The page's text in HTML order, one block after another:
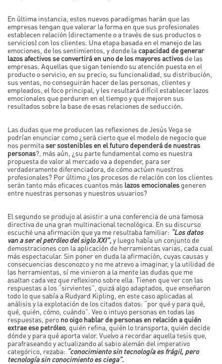
En última instancia, estos nuevos paradigmas harán que las
empresas tengan que valorar la forma en que sus profesionales
establecen relación (directamente o a través de sus productos o
servicios) con los clientes. Una etapa basada en el manejo de las
emociones, de los sentimientos, y donde la capacidad de generar
lazos afectivos se convertirá en uno de los mayores activos de las
empresas. Aquellas que sigan teniendo su atención puesta en el
producto o servicio, en su precio, su funcionalidad, su distribución,
sus ventas, no conseguirán hacer de las personas, clientes y
empleados, el foco principal, y les resultará difícil establecer lazos
emocionales que perduren en el tiempo y que mejoren sus
resultados sobre la base de esas relaciones de seducción.
Las dudas que me producen las reflexiones de Jesús Vega se
podrían enunciar como ¿será cierto que el modelo de negocio que
nos permita ser sostenibles en el futuro dependerá de nuestras
personas?, más aún, ¿su parte fundamental como es nuestra
propuesta de valor al mercado va a depender, para ser
verdaderamente diferenciadora, de cómo actúen nuestros
profesionales? Por último ¿los procesos de relación con los clientes
serán tanto más eficaces cuantos más lazos emocionales generen
entre nuestras personas y nuestros usuarios?
El segundo se produjo al asistir a una conferencia de una famosa
directiva de una gran multinacional tecnológica. En su discurso
escuché una afirmación que ya me resultaba familiar: “Los datos
van a ser el petróleo del siglo XXI”, y luego había un conjunto de
demostraciones con la aplicación de herramientas varias, cada cual
más espectacular. Sin poner en duda la afirmación, cuyas causas y
consecuencias desconozco y no me atrevo a imaginar, y la utilidad de
las herramientas, sí me vinieron a la mente las dudas que me
asaltan cada vez que reflexiono sobre ella. Tienen que ver con las
respuestas a los “sirvientes”, quizá algo adaptados, que enseñaron
todo lo que sabía a Rudyard Kipling, en este caso aplicadas al
análisis y la explotación de los citados datos: “por qué y para qué,
qué, quién, cómo, cuándo”. Veo o intuyo personas en todas las
respuestas, pero no oigo hablar de personas en relación a quién
extrae ese petróleo , quién refina, quién lo transporta, quién decide
dónde y para qué aporta valor. Vuelvo a recordar aquella tesis que,
parafraseando y actualizando al sabio alemán del imperativo
categórico, rezaba: “conocimiento sin tecnología es frágil, pero
tecnología sin conocimiento es ciega”.